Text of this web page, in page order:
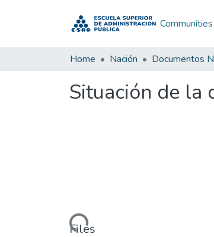
Home Nación Documentos
Situación de la
Loading...
Files